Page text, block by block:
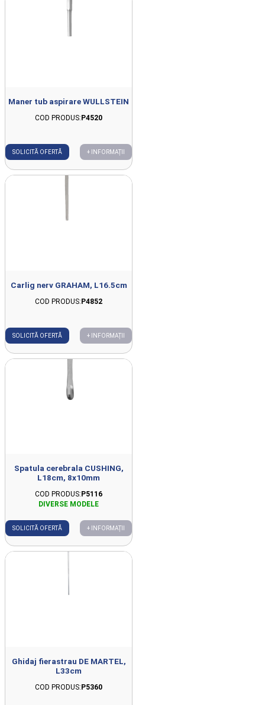
Maner tub aspirare WULLSTEIN
COD PRODUS: P4520
SOLICITĂ OFERTĂ + INFORMAȚII
Carlig nerv GRAHAM, L16.5cm
COD PRODUS:P4852
SOLICITĂ OFERTĂ + INFORMAȚII
Spatula cerebrala CUSHING,
L18cm, 8x10mm
COD PRODUS: P5116
SOLICITĂ OFERTĂ + INFORMAȚII
Ghidaj fierastrau DE MARTEL,
L33cm
COD PRODUS:P5360